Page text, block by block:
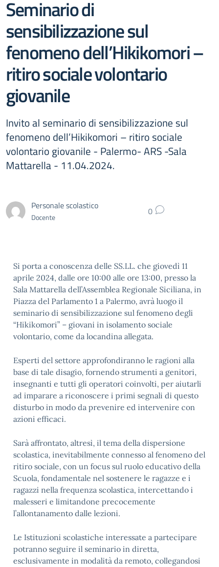
Seminario di
sensibilizzazione sul
fenomeno dell’Hikikomori –
ritiro sociale volontario
giovanile
Invito al seminario di sensibilizzazione sul
fenomeno dell’Hikikomori – ritiro sociale
volontario giovanile - Palermo- ARS -Sala
Mattarella - 11.04.2024.
Personale scolastico
Docente 0
Si porta a conoscenza delle SS.LL. che giovedì 11
aprile 2024, dalle ore 10:00 alle ore 13:00, presso la
Sala Mattarella dell’Assemblea Regionale Siciliana, in
Piazza del Parlamento 1 a Palermo, avrà luogo il
seminario di sensibilizzazione sul fenomeno degli
“Hikikomori” – giovani in isolamento sociale
volontario, come da locandina allegata.
Esperti del settore approfondiranno le ragioni alla
base di tale disagio, fornendo strumenti a genitori,
insegnanti e tutti gli operatori coinvolti, per aiutarli
ad imparare a riconoscere i primi segnali di questo
disturbo in modo da prevenire ed intervenire con
azioni efficaci.
Sarà affrontato, altresì, il tema della dispersione
scolastica, inevitabilmente connesso al fenomeno del
ritiro sociale, con un focus sul ruolo educativo della
Scuola, fondamentale nel sostenere le ragazze e i
ragazzi nella frequenza scolastica, intercettando i
malesseri e limitandone precocemente
l’allontanamento dalle lezioni.
Le Istituzioni scolastiche interessate a partecipare
potranno seguire il seminario in diretta,
esclusivamente in modalità da remoto, collegandosi